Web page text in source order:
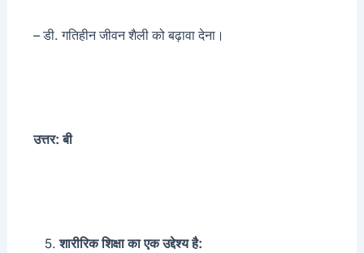
– डी. गतिहीन जीवन शैली को बढ़ावा देना।
उत्तर: बी
शारीरिक शिक्षा का एक उद्देश्य है: